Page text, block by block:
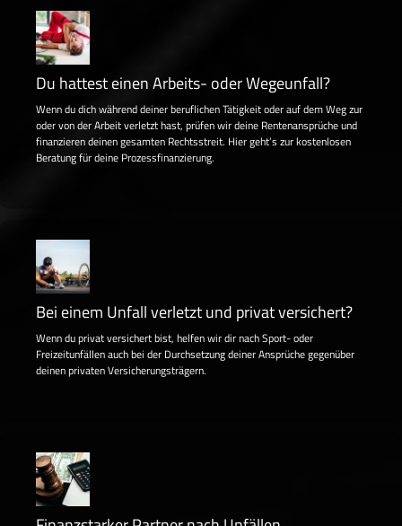
Du hattest einen Arbeits- oder Wegeunfall?
Wenn du dich während deiner beruflichen Tätigkeit oder auf dem Weg zur
oder von der Arbeit verletzt hast, prüfen wir deine Rentenansprüche und
finanzieren deinen gesamten Rechtsstreit. Hier geht’s zur kostenlosen
Beratung für deine Prozessfinanzierung.
Bei einem Unfall verletzt und privat versichert?
Wenn du privat versichert bist, helfen wir dir nach Sport- oder
Freizeitunfällen auch bei der Durchsetzung deiner Ansprüche gegenüber
deinen privaten Versicherungsträgern.